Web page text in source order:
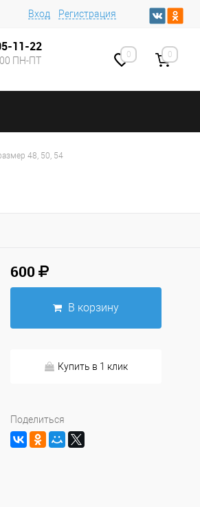
Вход Регистрация
11-22
ПН-ПТ
0 0
48, 50, 54
600
В корзину
Купить в 1 клик
Поделиться